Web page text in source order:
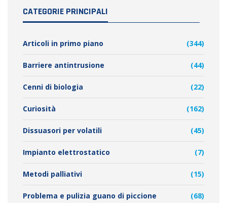
CATEGORIE PRINCIPALI
Articoli in primo piano (344)
Barriere antintrusione (44)
Cenni di biologia (22)
Curiosità (162)
Dissuasori per volatili (45)
Impianto elettrostatico (7)
Metodi palliativi (15)
Problema e pulizia guano di piccione (68)